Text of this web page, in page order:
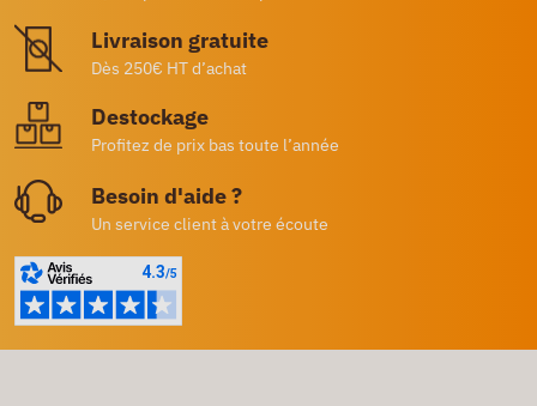
Livraison gratuite
Dès 250€ HT d’achat
Destockage
Profitez de prix bas toute l’année
Besoin d'aide ?
Un service client à votre écoute